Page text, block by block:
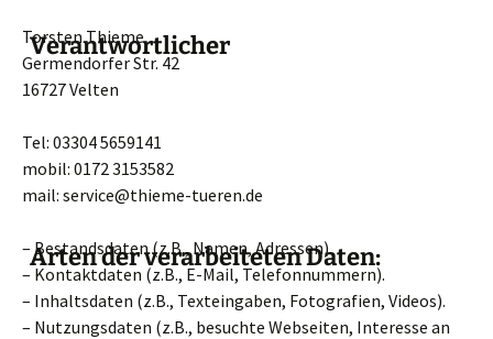
Verantwortlicher
Torsten Thieme
Germendorfer Str. 42
16727 Velten
Tel: 03304 5659141
mobil: 0172 3153582
mail: service@thieme-tueren.de
Arten der verarbeiteten Daten:
– Bestandsdaten (z.B., Namen, Adressen).
– Kontaktdaten (z.B., E-Mail, Telefonnummern).
– Inhaltsdaten (z.B., Texteingaben, Fotografien, Videos).
– Nutzungsdaten (z.B., besuchte Webseiten, Interesse an